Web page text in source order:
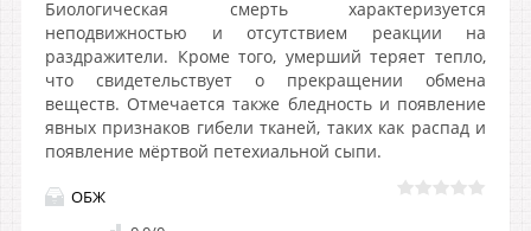
Биологическая смерть характеризуется
неподвижностью и отсутствием реакции на
раздражители. Кроме того, умерший теряет тепло,
что свидетельствует о прекращении обмена
веществ. Отмечается также бледность и появление
явных признаков гибели тканей, таких как распад и
появление мёртвой петехиальной сыпи.
ОБЖ